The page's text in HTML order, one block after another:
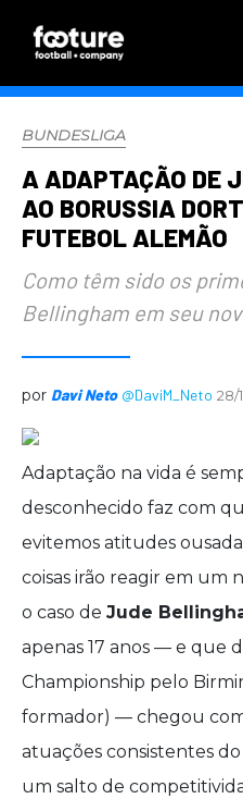
BUNDESLIGA
A ADAPTAÇÃO DE
AO BORUSSIA
FUTEBOL ALEMÃO
Como têm sido os
Bellingham em seu
por Davi Neto @DaviM_Neto 28/
Adaptação na vida é
desconhecido faz com
evitemos atitudes
coisas irão reagir em um
o caso de Jude
apenas 17 anos — e que
Championship pelo
formador) — chegou
atuações consistentes
um salto de